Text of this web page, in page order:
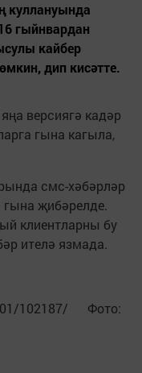
куллануында
гыйнвардан
кайбер
дип кисәтте.
версиягә кадәр
гына кагыла,
смс-хәбәрләр
гына җибәрелде.
клиентларны бу
ителә язмада.
01/102187/ Фото: